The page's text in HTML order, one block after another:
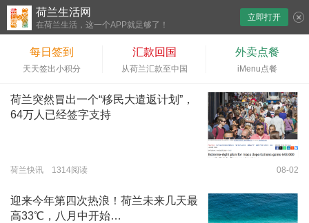
荷兰生活网
在荷兰生活，这一个APP就足够了！
立即打开
每日签到
天天签出小积分
汇款回国
从荷兰汇款至中国
外卖点餐
iMenu点餐
荷兰突然冒出一个“移民大遣返计划”，
64万人已经签字支持
荷兰快讯 1314阅读 08-02
迎来今年第四次热浪！荷兰未来几天最
高33℃，八月中开始…